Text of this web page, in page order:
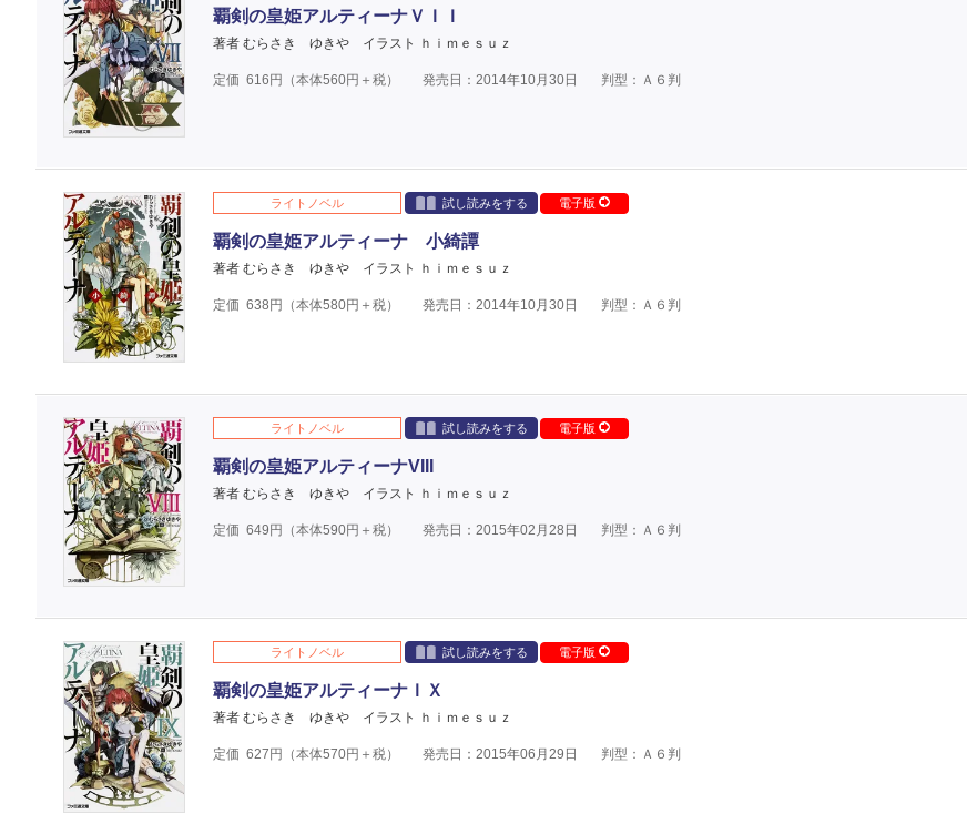
覇剣の皇姫アルティーナＶＩＩ
著者 むらさき ゆきや イラスト ｈｉｍｅｓｕｚ
定価 616円（本体560円＋税） 発売日：2014年10月30日 判型：Ａ６判
ライトノベル 試し読みをする 電子版
覇剣の皇姫アルティーナ 小綺譚
著者 むらさき ゆきや イラスト ｈｉｍｅｓｕｚ
定価 638円（本体580円＋税） 発売日：2014年10月30日 判型：Ａ６判
ライトノベル 試し読みをする 電子版
覇剣の皇姫アルティーナVIII
著者 むらさき ゆきや イラスト ｈｉｍｅｓｕｚ
定価 649円（本体590円＋税） 発売日：2015年02月28日 判型：Ａ６判
ライトノベル 試し読みをする 電子版
覇剣の皇姫アルティーナＩＸ
著者 むらさき ゆきや イラスト ｈｉｍｅｓｕｚ
定価 627円（本体570円＋税） 発売日：2015年06月29日 判型：Ａ６判